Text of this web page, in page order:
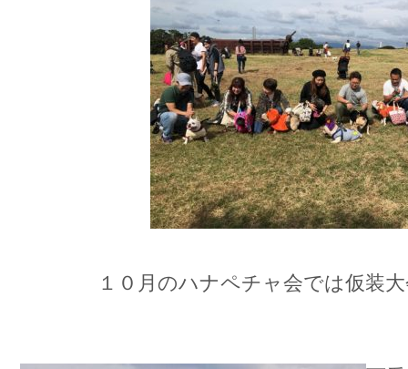
１０月のハナペチャ会では仮装